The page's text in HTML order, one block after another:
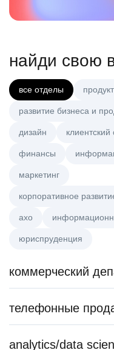
найди свою
все отделы
развитие бизнеса и
дизайн клиентский
финансы
маркетинг
корпоративное
axo
юриспруденция
коммерческий
Тренер по развитию
з/п не указана
телефонные
Менеджер по
analytics/data